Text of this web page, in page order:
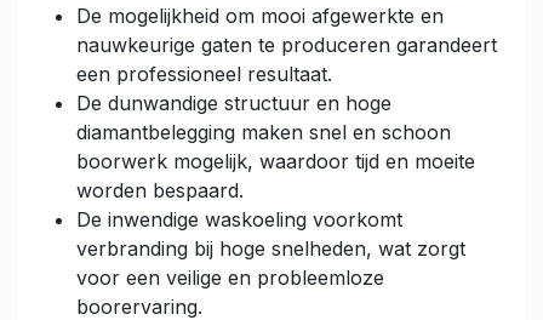
De mogelijkheid om mooi afgewerkte en
nauwkeurige gaten te produceren garandeert
een professioneel resultaat.
De dunwandige structuur en hoge
diamantbelegging maken snel en schoon
boorwerk mogelijk, waardoor tijd en moeite
worden bespaard.
De inwendige waskoeling voorkomt
verbranding bij hoge snelheden, wat zorgt
voor een veilige en probleemloze
boorervaring.